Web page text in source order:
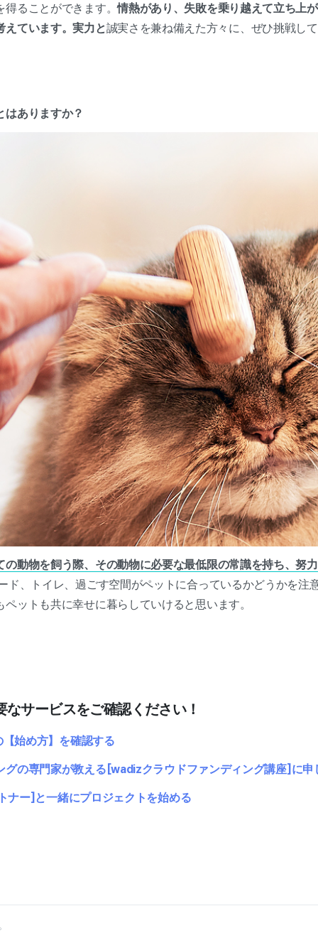
得ることができます。情熱があり、失敗を乗り越えて立ち上
えています。実力と誠実さを兼ね備えた方々に、ぜひ挑戦し
はありますか？
の動物を飼う際、その動物に必要な最低限の常識を持ち、努
ド、トイレ、過ごす空間がペットに合っているかどうかを注
ットも共に幸せに暮らしていけると思います。
サービスをご確認ください！
始め方】を確認する
グの専門家が教える[wadizクラウドファンディング講座]に申
ナー]と一緒にプロジェクトを始める